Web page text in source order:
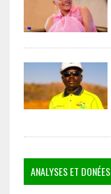
ANALYSES ET DONÉES